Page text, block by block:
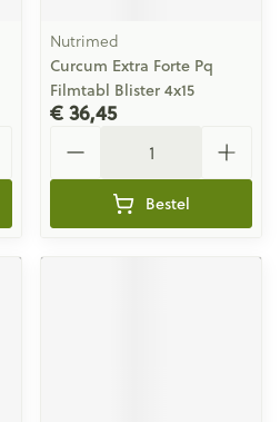
Nutrimed
Curcum Extra Forte Pq
Filmtabl Blister 4x15
€ 36,45
Bestel